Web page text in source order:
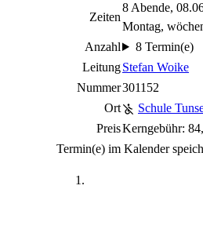
Zeiten
8 Abende,
Montag,
Anzahl
8 Termin(e)
LeitungStefan Woike
Nummer301152
Ort
Schule
PreisKerngebühr:
Termin(e) im Kalender